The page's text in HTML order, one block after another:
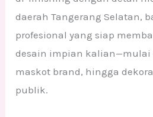
daerah Tangerang Selatan,
profesional yang siap
desain impian kalian—mulai
maskot brand, hingga
publik.